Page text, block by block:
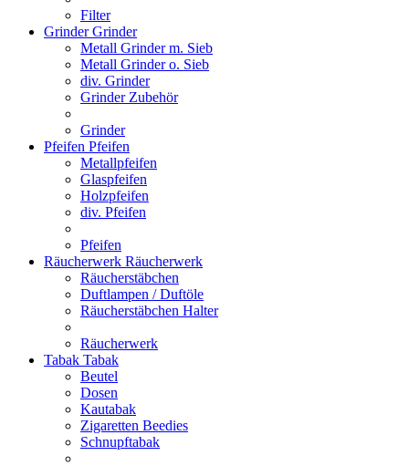
Filter
GrinderGrinder
Metall Grinder m. Sieb
Metall Grinder o. Sieb
div. Grinder
Grinder Zubehör
Grinder
Pfeifen Pfeifen
Metallpfeifen
Glaspfeifen
Holzpfeifen
div. Pfeifen
Pfeifen
Räucherwerk Räucherwerk
Räucherstäbchen
Duftlampen / Duftöle
Räucherstäbchen Halter
Räucherwerk
Tabak Tabak
Beutel
Dosen
Kautabak
Zigaretten Beedies
Schnupftabak